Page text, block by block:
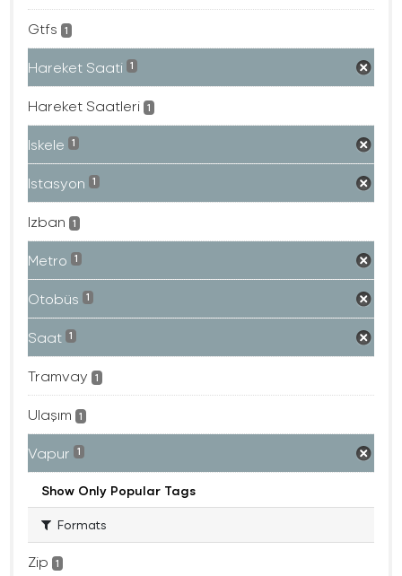
Gtfs 1
Hareket Saati 1
Hareket Saatleri 1
Iskele 1
Istasyon 1
Izban 1
Metro 1
Otobüs 1
Saat 1
Tramvay 1
Ulaşım 1
Vapur 1
Show Only Popular Tags
Formats
Zip 1